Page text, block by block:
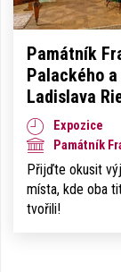
Památník
Palackého
Ladislava
Expozice
Památník Františka
Přijďte okusit
místa, kde oba
tvořili!